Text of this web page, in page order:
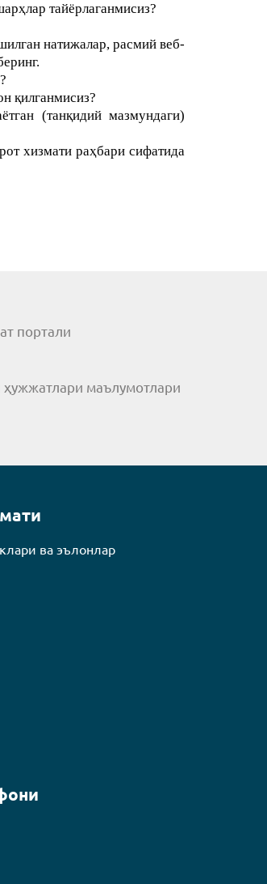
тайёрлаганмисиз?
натижалар, расмий веб-
қилганмисиз?
(танқидий мазмундаги)
хизмати раҳбари сифатида
портали
ҳужжатлари маълумотлари
ва эълонлар